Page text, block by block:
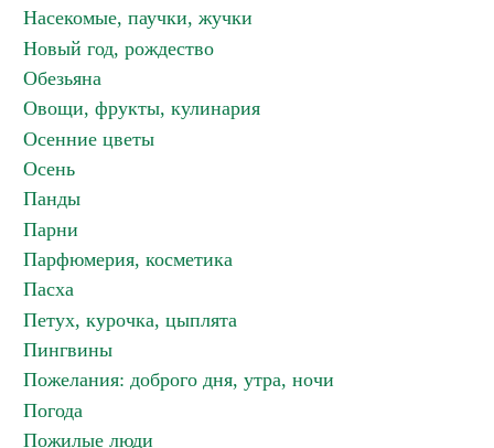
Насекомые, паучки, жучки
Новый год, рождество
Обезьяна
Овощи, фрукты, кулинария
Осенние цветы
Осень
Панды
Парни
Парфюмерия, косметика
Пасха
Петух, курочка, цыплята
Пингвины
Пожелания: доброго дня, утра, ночи
Погода
Пожилые люди